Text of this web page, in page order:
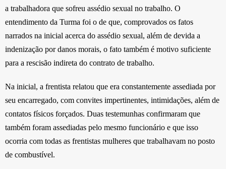
a trabalhadora que sofreu assédio sexual no trabalho. O
entendimento da Turma foi o de que, comprovados os fatos
narrados na inicial acerca do assédio sexual, além de devida a
indenização por danos morais, o fato também é motivo suficiente
para a rescisão indireta do contrato de trabalho.
Na inicial, a frentista relatou que era constantemente assediada por
seu encarregado, com convites impertinentes, intimidações, além de
contatos físicos forçados. Duas testemunhas confirmaram que
também foram assediadas pelo mesmo funcionário e que isso
ocorria com todas as frentistas mulheres que trabalhavam no posto
de combustível.